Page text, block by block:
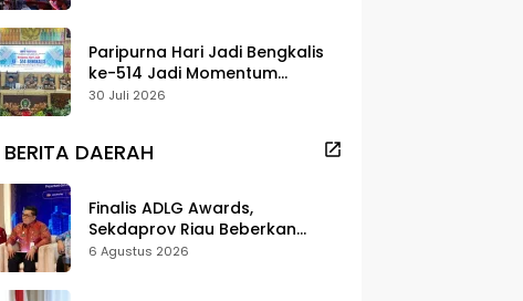
Paripurna Hari Jadi Bengkalis
ke-514 Jadi Momentum
Perkuat Persatuan dan
30 Juli 2026
BERITA DAERAH
Finalis ADLG Awards,
Sekdaprov Riau Beberkan
Strategi Digitalisasi untuk
6 Agustus 2026